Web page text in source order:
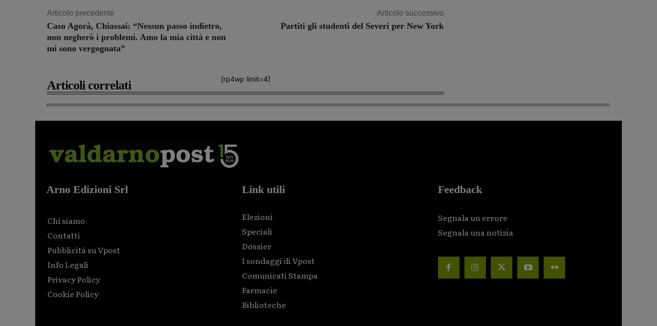
Articolo precedente
Caso Agorà, Chiassai: “Nessun passo indietro,
non negherò i problemi. Amo la mia città e non
mi sono vergognata”
Articolo successivo
Partiti gli studenti del Severi per New York
[rp4wp limit=4]
Articoli correlati
Arno Edizioni Srl
Chi siamo
Contatti
Pubblicità su Vpost
Info Legali
Privacy Policy
Cookie Policy
Link utili
Elezioni
Speciali
Dossier
I sondaggi di Vpost
Comunicati Stampa
Farmacie
Biblioteche
Feedback
Segnala un errore
Segnala una notizia